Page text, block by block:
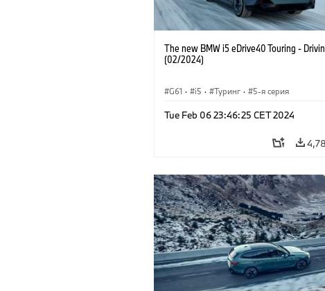
The new BMW i5 eDrive40 Touring -
(02/2024)
G61 · i5 · Туринг · 5-я серия
Tue Feb 06 23:46:25 CET 2024